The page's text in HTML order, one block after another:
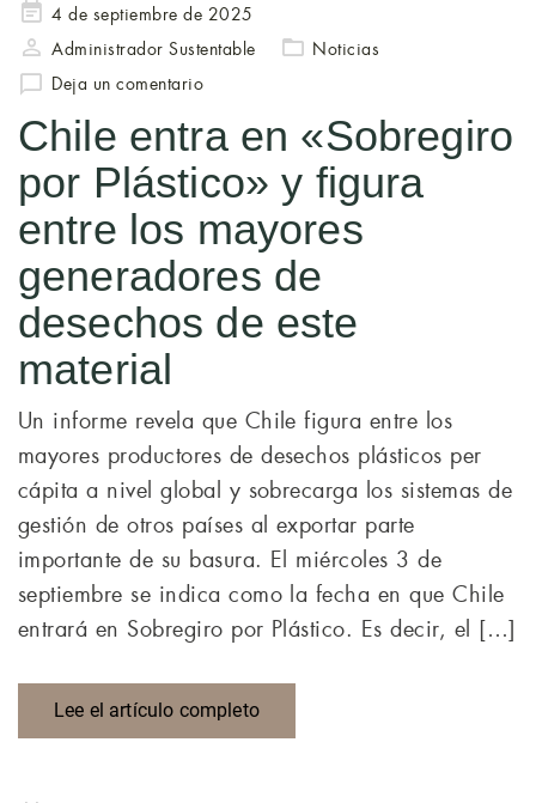
Publicado
en
4 de septiembre de 2025
Administrador Sustentable
Noticias
Deja un comentario
Chile entra en «Sobregiro
por Plástico» y figura
entre los mayores
generadores de
desechos de este
material
Un informe revela que Chile figura entre los
mayores productores de desechos plásticos per
cápita a nivel global y sobrecarga los sistemas de
gestión de otros países al exportar parte
importante de su basura. El miércoles 3 de
septiembre se indica como la fecha en que Chile
entrará en Sobregiro por Plástico. Es decir, el […]
Lee el artículo completo